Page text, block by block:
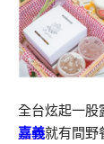
全台炫起一股
嘉義就有間野